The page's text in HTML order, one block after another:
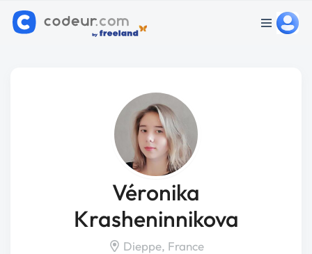
Véronika
Krasheninnikova
Dieppe, France